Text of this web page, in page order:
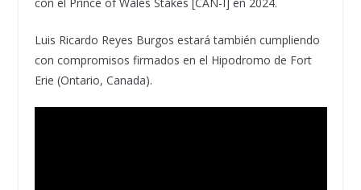
Luis Ricardo Reyes Burgos estará también cumpliendo
con compromisos firmados en el Hipodromo de Fort
Erie (Ontario, Canada).